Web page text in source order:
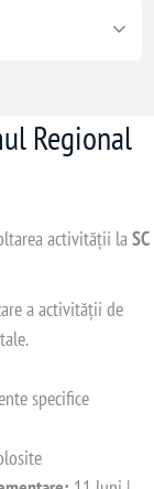
Regional
activității laSC
a activității de
specifice